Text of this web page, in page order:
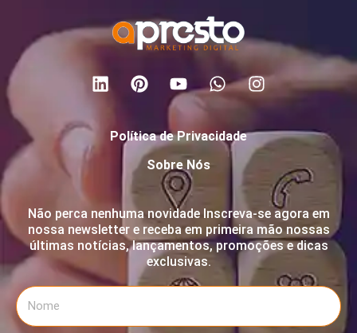
Política de Privacidade
Sobre Nós
Não perca nenhuma novidade Inscreva-se agora em
nossa newsletter e receba em primeira mão nossas
últimas notícias, lançamentos, promoções e dicas
exclusivas.